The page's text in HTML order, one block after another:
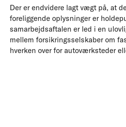
Der er endvidere lagt vægt på, at
foreliggende oplysninger er
samarbejdsaftalen er led i en
mellem forsikringsselskaber om
hverken over for autoværksteder